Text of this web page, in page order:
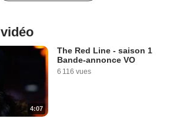
4:07
The Red Line - saison 1
Bande-annonce VO
6 116 vues